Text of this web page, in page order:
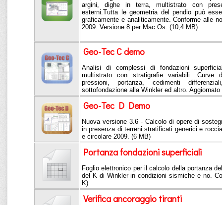
argini, dighe in terra, multistrato con
esterni.Tutta le geometria del pendio può
graficamente e analiticamente. Conforme alle
2009. Versione 8 per Mac Os. (10,4 MB)
Geo-Tec C demo
Analisi di complessi di fondazioni
multistrato con stratigrafie variabili.
pressioni, portanza, cedimenti
sottofondazione alla Winkler ed altro.
Geo-Tec D Demo
Nuova versione 3.6 - Calcolo di opere di
in presenza di terreni stratificati generici e
e circolare 2009. (6 MB)
Portanza fondazioni superficiali
Foglio elettronico per il calcolo della portanza
del K di Winkler in condizioni sismiche e no.
K)
Verifica ancoraggio tiranti